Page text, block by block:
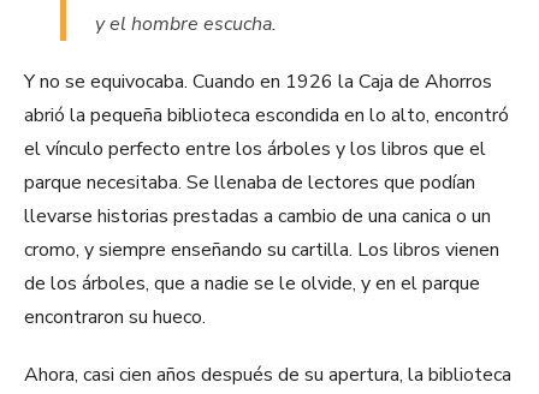
y el hombre escucha.
Y no se equivocaba. Cuando en 1926 la Caja de Ahorros
abrió la pequeña biblioteca escondida en lo alto, encontró
el vínculo perfecto entre los árboles y los libros que el
parque necesitaba. Se llenaba de lectores que podían
llevarse historias prestadas a cambio de una canica o un
cromo, y siempre enseñando su cartilla. Los libros vienen
de los árboles, que a nadie se le olvide, y en el parque
encontraron su hueco.
Ahora, casi cien años después de su apertura, la biblioteca